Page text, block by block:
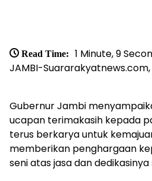
Read Time:
1 Minute, 9
JAMBI-Suararakyatnews.com,
Gubernur Jambi
ucapan terimakasih kepada
terus berkarya untuk
memberikan penghargaan
seni atas jasa dan dedikasinya